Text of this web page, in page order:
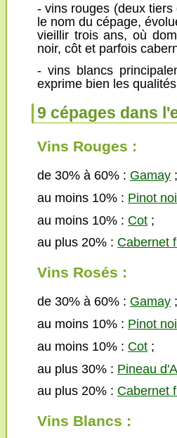
- vins rouges (deux
le nom du cépage,
vieillir trois ans, où
noir, côt et parfois
- vins blancs
exprime bien les
9 cépages dans
Vins Rouges :
de 30% à 60% : Gamay ;
au moins 10% : Pinot
au moins 10% : Cot ;
au plus 20% : Cabernet
Vins Rosés :
de 30% à 60% : Gamay ;
au moins 10% : Pinot
au moins 10% : Cot ;
au plus 30% : Pineau
au plus 20% : Cabernet
Vins Blancs :